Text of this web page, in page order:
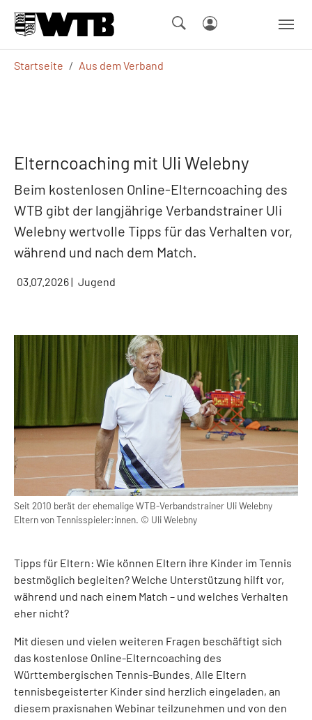
Startseite Aus dem Verband
Elterncoaching mit Uli Welebny
Beim kostenlosen Online-Elterncoaching des
WTB gibt der langjährige Verbandstrainer Uli
Welebny wertvolle Tipps für das Verhalten vor,
während und nach dem Match.
03.07.2026| Jugend
Seit 2010 berät der ehemalige WTB-Verbandstrainer Uli Welebny
Eltern von Tennisspieler:innen. © Uli Welebny
Tipps für Eltern: Wie können Eltern ihre Kinder im Tennis
bestmöglich begleiten? Welche Unterstützung hilft vor,
während und nach einem Match – und welches Verhalten
eher nicht?
Mit diesen und vielen weiteren Fragen beschäftigt sich
das kostenlose Online-Elterncoaching des
Württembergischen Tennis-Bundes. Alle Eltern
tennisbegeisterter Kinder sind herzlich eingeladen, an
diesem praxisnahen Webinar teilzunehmen und von den